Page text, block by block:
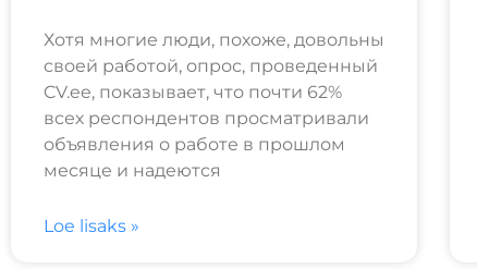
Хотя многие люди, похоже, довольны
своей работой, опрос, проведенный
CV.ee, показывает, что почти 62%
всех респондентов просматривали
объявления о работе в прошлом
месяце и надеются
Loe lisaks »